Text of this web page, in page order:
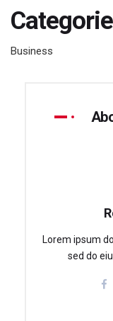
Business
Lorem ipsum
sed do